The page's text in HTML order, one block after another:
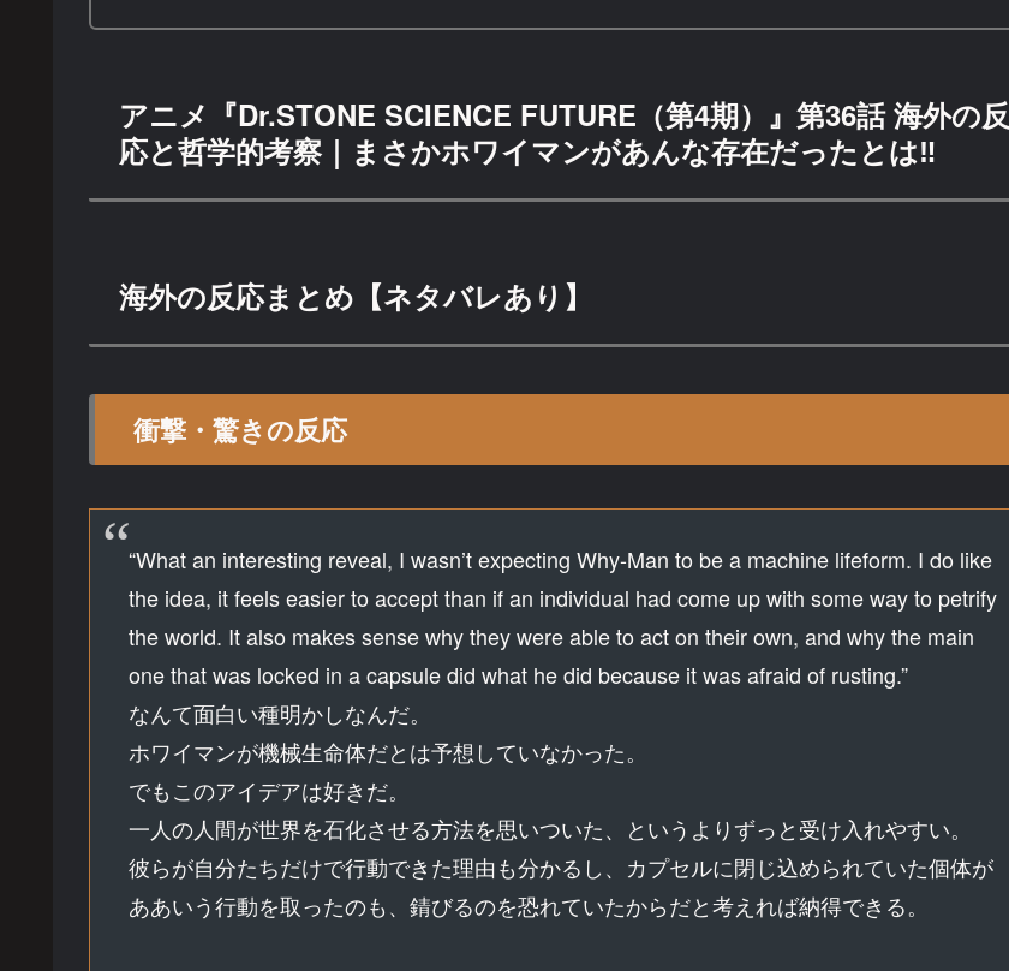
アニメ『Dr.STONE SCIENCE FUTURE（第4期）』第36話 海外の反
応と哲学的考察｜まさかホワイマンがあんな存在だったとは‼
海外の反応まとめ【ネタバレあり】
衝撃・驚きの反応
“What an interesting reveal, I wasn’t expecting Why-Man to be a machine lifeform. I do like
the idea, it feels easier to accept than if an individual had come up with some way to petrify
the world. It also makes sense why they were able to act on their own, and why the main
one that was locked in a capsule did what he did because it was afraid of rusting.”
なんて面白い種明かしなんだ。
ホワイマンが機械生命体だとは予想していなかった。
でもこのアイデアは好きだ。
一人の人間が世界を石化させる方法を思いついた、というよりずっと受け入れやすい。
彼らが自分たちだけで行動できた理由も分かるし、カプセルに閉じ込められていた個体が
ああいう行動を取ったのも、錆びるのを恐れていたからだと考えれば納得できる。